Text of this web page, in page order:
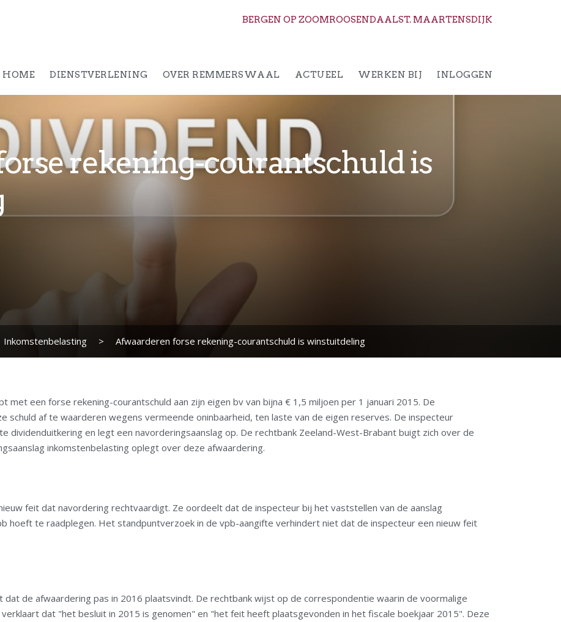
BERGEN OP ZOOMROOSENDAALST. MAARTENSDIJK
HOME DIENSTVERLENING OVER REMMERSWAAL ACTUEEL WERKEN BIJ INLOGGEN
rekening-courantschuld is
Inkomstenbelasting > Afwaarderen forse rekening-courantschuld is winstuitdeling
met een forse rekening-courantschuld aan zijn eigen bv van bijna € 1,5 miljoen per 1 januari 2015. De
schuld af te waarderen wegens vermeende oninbaarheid, ten laste van de eigen reserves. De inspecteur
dividenduitkering en legt een navorderingsaanslag op. De rechtbank Zeeland-West-Brabant buigt zich over de
inkomstenbelasting oplegt over deze afwaardering.
feit dat navordering rechtvaardigt. Ze oordeelt dat de inspecteur bij het vaststellen van de aanslag
hoeft te raadplegen. Het standpuntverzoek in de vpb-aangifte verhindert niet dat de inspecteur een nieuw feit
de afwaardering pas in 2016 plaatsvindt. De rechtbank wijst op de correspondentie waarin de voormalige
dat "het besluit in 2015 is genomen" en "het feit heeft plaatsgevonden in het fiscale boekjaar 2015". Deze